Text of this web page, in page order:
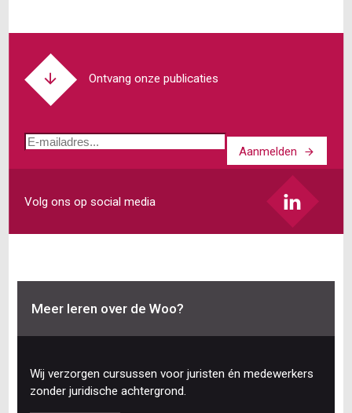
Ontvang onze publicaties
E-
Aanmelden
Volg ons op social media
Meer leren over de Woo?
Wij verzorgen cursussen voor juristen én medewerkers
zonder juridische achtergrond.